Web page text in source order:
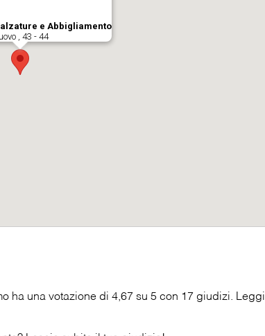
ha una votazione di 4,67 su 5 con 17 giudizi. Leggi